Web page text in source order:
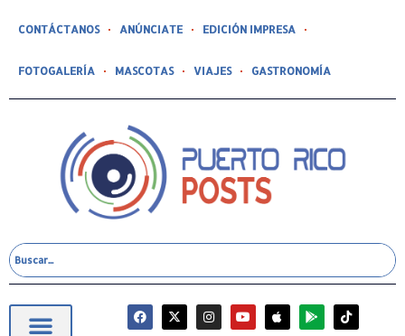
CONTÁCTANOS ANÚNCIATE EDICIÓN IMPRESA
FOTOGALERÍA MASCOTAS VIAJES GASTRONOMÍA